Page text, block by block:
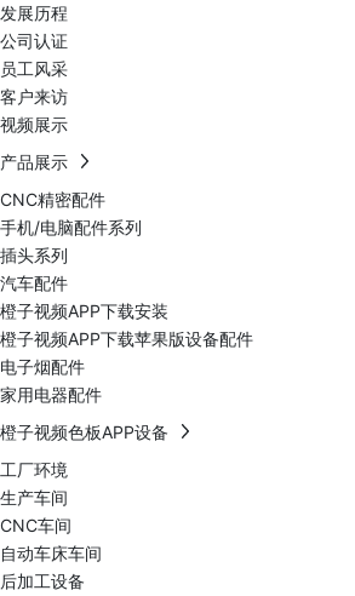
发展历程
公司认证
员工风采
客户来访
视频展示
产品展示
CNC精密配件
手机/电脑配件系列
插头系列
汽车配件
橙子视频APP下载安装
橙子视频APP下载苹果版设备配件
电子烟配件
家用电器配件
橙子视频色板APP设备
工厂环境
生产车间
CNC车间
自动车床车间
后加工设备